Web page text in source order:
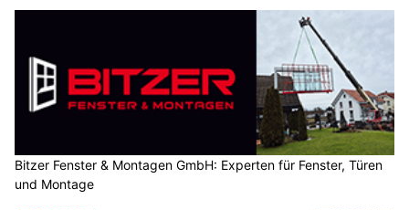
Bitzer Fenster & Montagen GmbH: Experten für Fenster, Türen
und Montage